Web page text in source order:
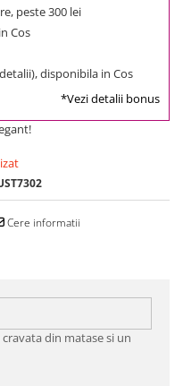
peste 300 lei
Cos
disponibila in Cos
*Vezi detalii bonus
Cere informatii
din matase si un